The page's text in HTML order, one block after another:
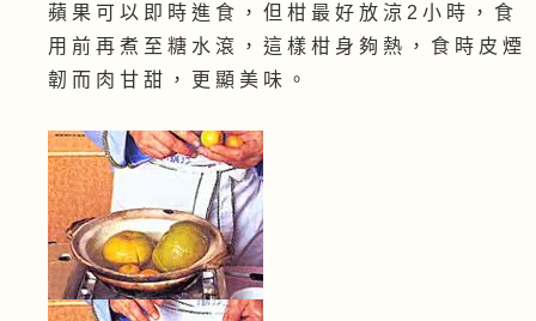
蘋 果 可 以 即 時 進 食 ， 但 柑 最 好 放 涼 2 小 時 ， 食
用 前 再 煮 至 糖 水 滾 ， 這 樣 柑 身 夠 熱 ， 食 時 皮 煙
韌 而 肉 甘 甜 ， 更 顯 美 味 。